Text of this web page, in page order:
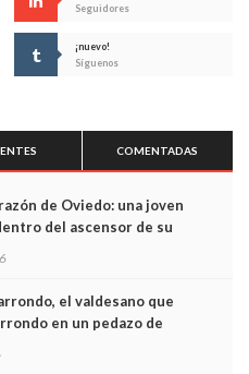
Seguidores
¡nuevo!
Síguenos
COMENTADAS
de Oviedo: una joven
del ascensor de su
captan sus últimos minutos
el valdesano que
en un pedazo de